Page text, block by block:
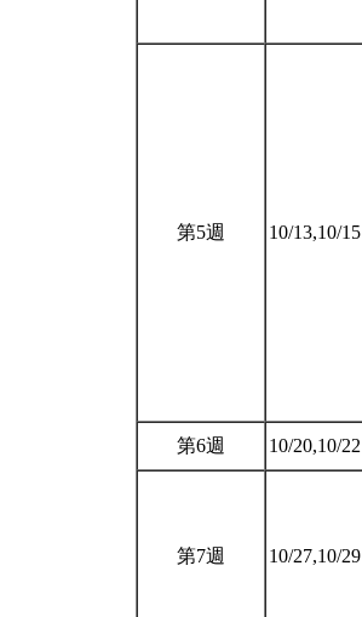
第5週 10/13,10/15
第6週 10/20,10/22
第7週 10/27,10/29